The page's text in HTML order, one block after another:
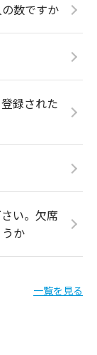
数ですか
録された
い。欠席
か
一覧を見る